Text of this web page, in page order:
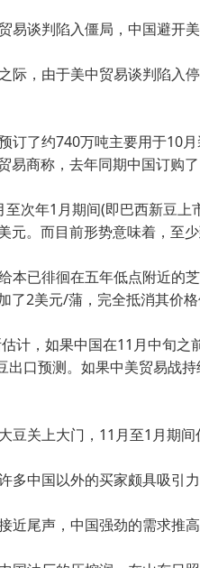
谈判陷入僵局，中国避开美
，由于美中贸易谈判陷入
了约740万吨主要用于10月
易商称，去年同期中国订购
年1月期间(即巴西新豆上
。而目前形势意味着，至
已徘徊在五年低点附近的
2美元/蒲，完全抵消其价格
，如果中国在11月中旬之
口预测。如果中美贸易战
关上大门，11月至1月期间
中国以外的买家颇具吸引力
尾声，中国强劲的需求推高